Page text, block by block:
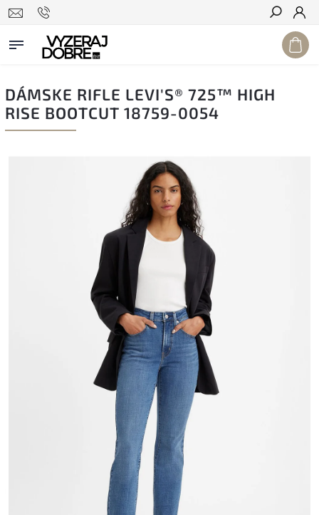
Hľadať
DÁMSKE RIFLE LEVI'S® 725™ HIGH
RISE BOOTCUT 18759-0054